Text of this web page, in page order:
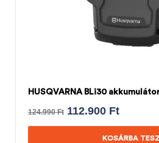
HUSQVARNA BLi30
124.990Ft 112.900 Ft
KOSÁRBA